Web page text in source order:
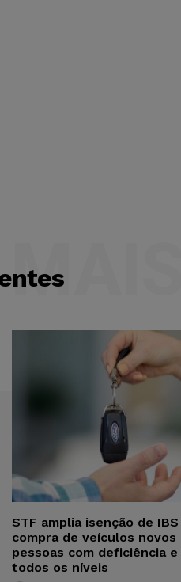
STF amplia isenção de
compra de veículos novos
pessoas com deficiência
todos os níveis